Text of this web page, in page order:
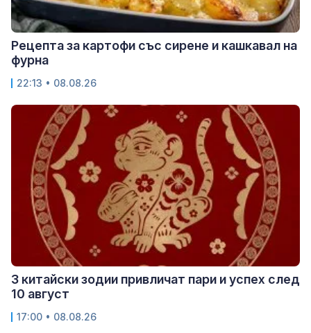
Рецепта за картофи със сирене и кашкавал на
фурна
22:13 • 08.08.26
3 китайски зодии привличат пари и успех след
10 август
17:00 • 08.08.26